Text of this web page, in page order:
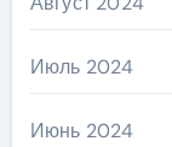
Июль 2024
Июнь 2024